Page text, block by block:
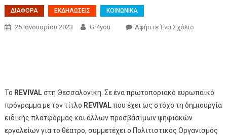
ΔΙΑΦΟΡΑ ΕΚΔΗΛΩΣΕΙΣ ΚΟΙΝΩΝΙΚΑ
25 Ιανουαρίου 2023 Gr4you Αφήστε Ένα Σχόλιο
Το REVIVALστη Θεσσαλονίκη. Σε ένα πρωτοποριακό ευρωπαϊκό
πρόγραμμα με τον τίτλο REVIVALπου έχει ως στόχο τη δημιουργία
ειδικής πλατφόρμας και άλλων προσβάσιμων ψηφιακών
εργαλείων για το θέατρο, συμμετέχει ο Πολιτιστικός Οργανισμός